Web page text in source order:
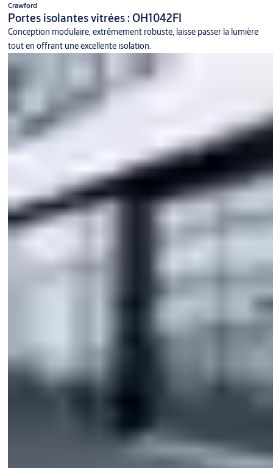
Crawford
Portes isolantes vitrées : OH1042FI
Conception modulaire, extrêmement robuste, laisse passer la lumière
tout en offrant une excellente isolation.